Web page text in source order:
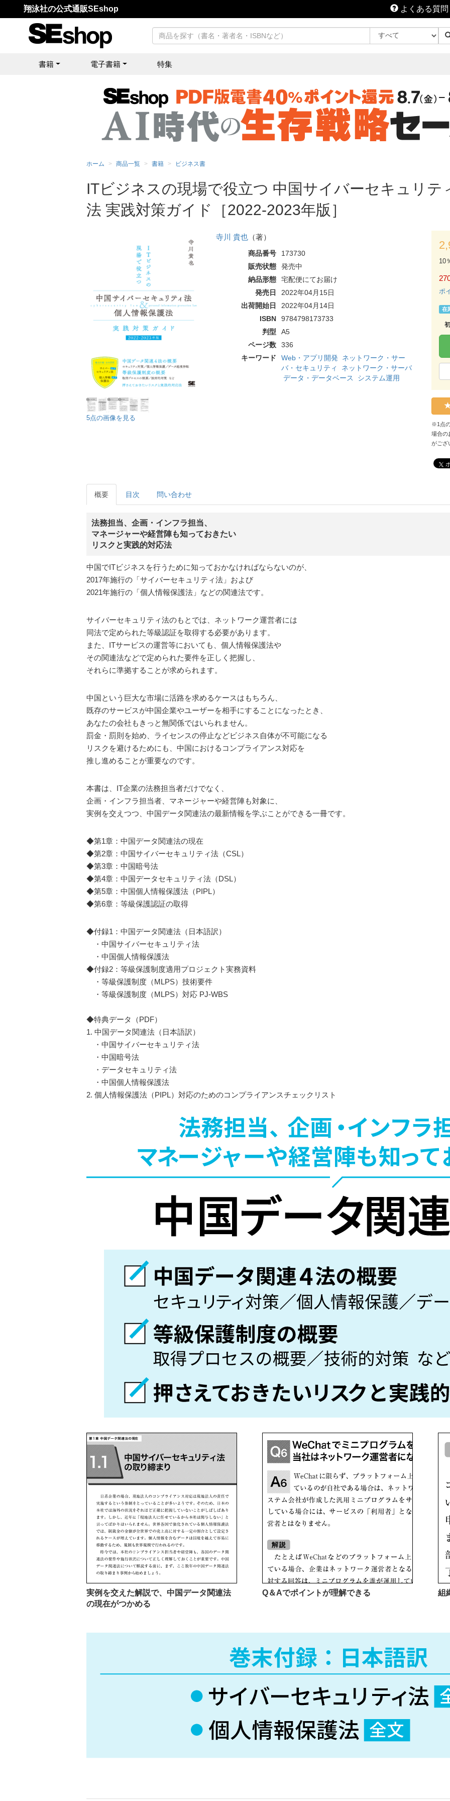
翔泳社の公式通販SEshop よくある質問
書籍 電子書籍 特集
ホーム 商品一覧 書籍 ビジネス書
ITビジネスの現場で役立つ 中国サイバーセキュリテ
法 実践対策ガイド［2022-2023年版］
5点の画像を見る
寺川 貴也（著）
商品番号
173730
販売状態
発売中
納品形態
宅配便にてお届け
発売日
2022年04月15日
出荷開始日
2022年04月14日
ISBN
9784798173733
判型
A5
ページ数
336
キーワード
Web・アプリ開発
ネットワーク・サー
バ・セキュリティ
ネットワーク・サーバ
データ・データベース
システム運用
10
ポ
在
※1点
場合の
がござ
概要 目次 問い合わせ
法務担当、企画・インフラ担当、
マネージャーや経営陣も知っておきたい
リスクと実践的対応法
中国でITビジネスを行うために知っておかなければならないのが、
2017年施行の「サイバーセキュリティ法」および
2021年施行の「個人情報保護法」などの関連法です。
サイバーセキュリティ法のもとでは、ネットワーク運営者には
同法で定められた等級認証を取得する必要があります。
また、ITサービスの運営等においても、個人情報保護法や
その関連法などで定められた要件を正しく把握し、
それらに準拠することが求められます。
中国という巨大な市場に活路を求めるケースはもちろん、
既存のサービスが中国企業やユーザーを相手にすることになったとき、
あなたの会社もきっと無関係ではいられません。
罰金・罰則を始め、ライセンスの停止などビジネス自体が不可能になる
リスクを避けるためにも、中国におけるコンプライアンス対応を
推し進めることが重要なのです。
本書は、IT企業の法務担当者だけでなく、
企画・インフラ担当者、マネージャーや経営陣も対象に、
実例を交えつつ、中国データ関連法の最新情報を学ぶことができる一冊です。
◆第1章：中国データ関連法の現在
◆第2章：中国サイバーセキュリティ法（CSL）
◆第3章：中国暗号法
◆第4章：中国データセキュリティ法（DSL）
◆第5章：中国個人情報保護法（PIPL）
◆第6章：等級保護認証の取得
◆付録1：中国データ関連法（日本語訳）
・中国サイバーセキュリティ法
・中国個人情報保護法
◆付録2：等級保護制度適用プロジェクト 実務資料
・等級保護制度（MLPS）技術要件
・等級保護制度（MLPS）対応 PJ-WBS
◆特典データ（PDF）
1. 中国データ関連法（日本語訳）
・中国サイバーセキュリティ法
・中国暗号法
・データセキュリティ法
・中国個人情報保護法
2. 個人情報保護法（PIPL）対応のためのコンプライアンスチェックリスト
実例を交えた解説で、中国データ関連法
の現在がつかめる
Q＆Aでポイントが理解できる 組